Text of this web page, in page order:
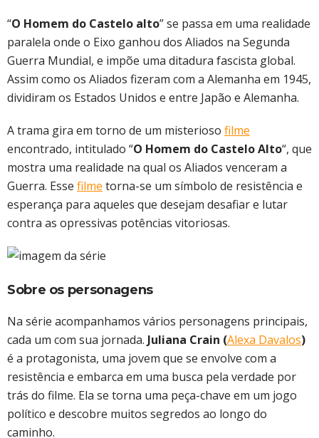
“O Homem do Castelo alto” se passa em uma realidade
paralela onde o Eixo ganhou dos Aliados na Segunda
Guerra Mundial, e impõe uma ditadura fascista global.
Assim como os Aliados fizeram com a Alemanha em 1945,
dividiram os Estados Unidos e entre Japão e Alemanha.
A trama gira em torno de um misterioso filme
encontrado, intitulado “O Homem do Castelo Alto“, que
mostra uma realidade na qual os Aliados venceram a
Guerra. Esse filme torna-se um símbolo de resistência e
esperança para aqueles que desejam desafiar e lutar
contra as opressivas potências vitoriosas.
Sobre os personagens
Na série acompanhamos vários personagens principais,
cada um com sua jornada. Juliana Crain (Alexa Davalos)
é a protagonista, uma jovem que se envolve com a
resistência e embarca em uma busca pela verdade por
trás do filme. Ela se torna uma peça-chave em um jogo
político e descobre muitos segredos ao longo do
caminho.